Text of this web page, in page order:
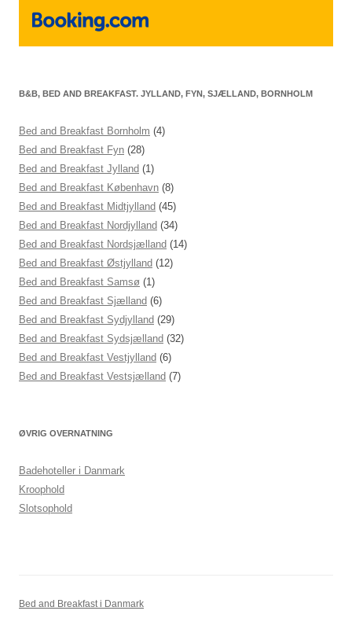
B&B, BED AND BREAKFAST. JYLLAND, FYN, SJÆLLAND, BORNHOLM
Bed and Breakfast Bornholm (4)
Bed and Breakfast Fyn (28)
Bed and Breakfast Jylland (1)
Bed and Breakfast København (8)
Bed and Breakfast Midtjylland (45)
Bed and Breakfast Nordjylland (34)
Bed and Breakfast Nordsjælland (14)
Bed and Breakfast Østjylland (12)
Bed and Breakfast Samsø (1)
Bed and Breakfast Sjælland (6)
Bed and Breakfast Sydjylland (29)
Bed and Breakfast Sydsjælland (32)
Bed and Breakfast Vestjylland (6)
Bed and Breakfast Vestsjælland (7)
ØVRIG OVERNATNING
Badehoteller i Danmark
Kroophold
Slotsophold
Bed and Breakfast i Danmark